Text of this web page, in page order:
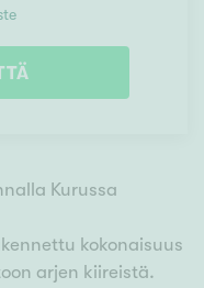
Kurussa
kokonaisuus
arjen kiireistä.